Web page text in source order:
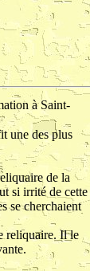
à Saint-
une des plus
de la
si irrité de cette
se cherchaient
reliquaire. Il le